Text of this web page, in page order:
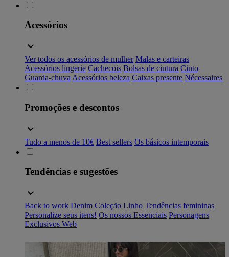
Acessórios
Ver todos os acessórios de mulher Malas e carteiras
Acessórios lingerie Cachecóis Bolsas de cintura Cinto
Guarda-chuva Acessórios beleza Caixas presente Nécessaires
Promoções e descontos
Tudo a menos de 10€ Best sellers Os básicos intemporais
Tendências e sugestões
Back to work Denim Coleção Linho Tendências femininas
Personalize seus itens! Os nossos Essenciais Personagens
Exclusivos Web